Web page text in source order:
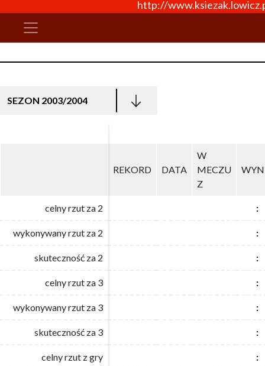
http://
SEZON 2003/2004
REKORD DATA
W
MECZU
Z
celny rzut za 2 :
wykonywany rzut za 2 :
skuteczność za 2 :
celny rzut za 3 :
wykonywany rzut za 3 :
skuteczność za 3 :
celny rzut z gry :
REKORD DATA
W
MECZU
Z
celny rzut za 2 :
wykonywany rzut za 2 :
skuteczność za 2 :
celny rzut za 3 :
wykonywany rzut za 3 :
skuteczność za 3 :
celny rzut z gry :